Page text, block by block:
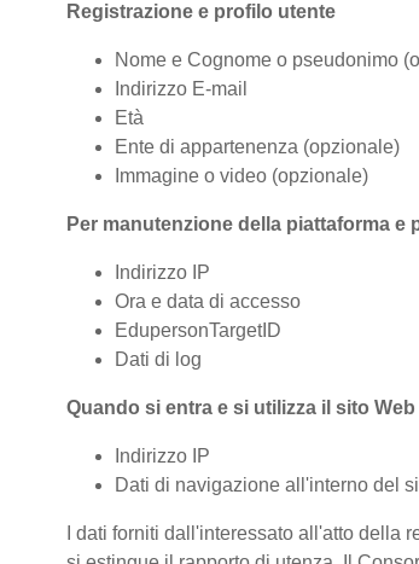
Registrazione e profilo utente
Nome e Cognome o pseudonimo
Indirizzo E-mail
Età
Ente di appartenenza (opzionale)
Immagine o video (opzionale)
Per manutenzione della piattaforma e
Indirizzo IP
Ora e data di accesso
EdupersonTargetID
Dati di log
Quando si entra e si utilizza il sito Web
Indirizzo IP
Dati di navigazione all'interno del
I dati forniti dall'interessato all'atto della